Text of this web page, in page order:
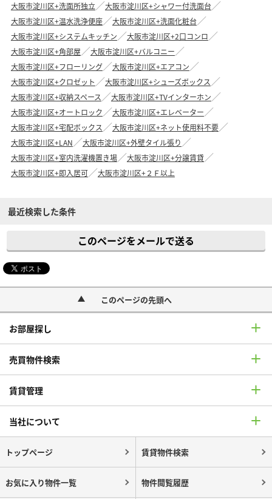
大阪市淀川区+洗面所独立
大阪市淀川区+シャワー付洗面台
大阪市淀川区+温水洗浄便座
大阪市淀川区+洗面化粧台
大阪市淀川区+システムキッチン
大阪市淀川区+2口コンロ
大阪市淀川区+角部屋
大阪市淀川区+バルコニー
大阪市淀川区+フローリング
大阪市淀川区+エアコン
大阪市淀川区+クロゼット
大阪市淀川区+シューズボックス
大阪市淀川区+収納スペース
大阪市淀川区+TVインターホン
大阪市淀川区+オートロック
大阪市淀川区+エレベーター
大阪市淀川区+宅配ボックス
大阪市淀川区+ネット使用料不要
大阪市淀川区+LAN
大阪市淀川区+外壁タイル張り
大阪市淀川区+室内洗濯機置き場
大阪市淀川区+分譲賃貸
大阪市淀川区+即入居可
大阪市淀川区+２Ｆ以上
最近検索した条件
このページをメールで送る
このページの先頭へ
お部屋探し
売買物件検索
賃貸管理
当社について
トップページ 賃貸物件検索
お気に入り物件一覧 物件閲覧履歴